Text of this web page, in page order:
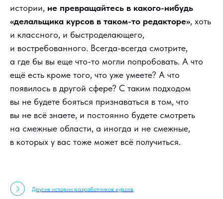
истории, не превращайтесь в какого-нибудь
«делальщика курсов в таком-то редакторе», хоть
и классного, и быстроделающего,
и востребованного. Всегда-всегда смотрите,
а где бы вы еще что-то могли попробовать. А что
ещё есть кроме того, что уже умеете? А что
появилось в другой сфере? С таким подходом
вы не будете бояться признаваться в том, что
вы не всё знаете, и постоянно будете смотреть
на смежные области, а иногда и не смежные,
в которых у вас тоже может всё получиться.
Другие истории разработчиков курсов